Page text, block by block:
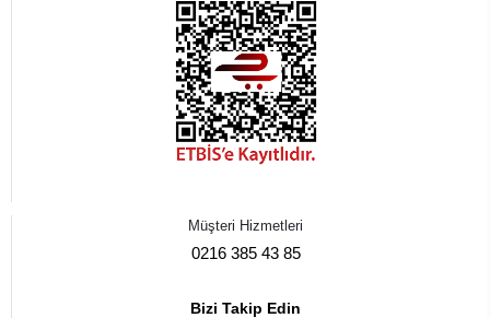
Müşteri Hizmetleri
0216 385 43 85
Bizi Takip Edin